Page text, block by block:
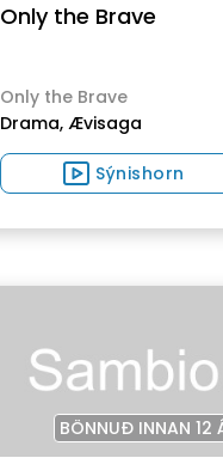
Only the Brave
Only the Brave
Drama, Ævisaga
Sýnishorn
BÖNNUÐ INNAN 12